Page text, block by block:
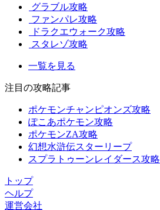
グラブル攻略
ファンパレ攻略
ドラクエウォーク攻略
スタレゾ攻略
一覧を見る
注目の攻略記事
ポケモンチャンピオンズ攻略
ぽこあポケモン攻略
ポケモンZA攻略
幻想水滸伝スターリープ
スプラトゥーンレイダース攻略
トップ
ヘルプ
運営会社